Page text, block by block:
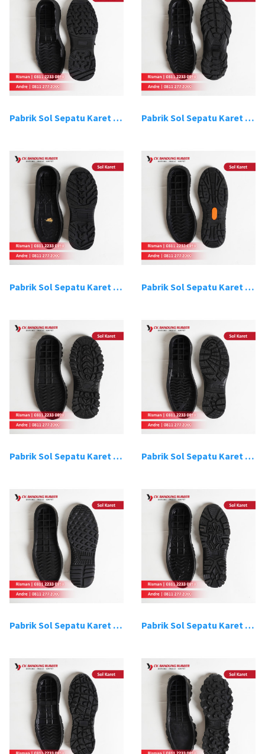
Pabrik Sol Sepatu Karet Bandung 7 Pabrik Sol Sepatu Karet Bandung 8
Pabrik Sol Sepatu Karet Bandung 9 Pabrik Sol Sepatu Karet Bandung 10
Pabrik Sol Sepatu Karet Bandung 11 Pabrik Sol Sepatu Karet Bandung 12
Pabrik Sol Sepatu Karet Bandung 13 Pabrik Sol Sepatu Karet Bandung 14